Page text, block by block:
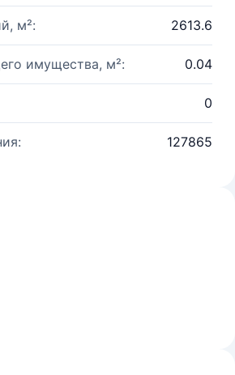
м²: 2613.6
имущества, м²: 0.04
0
127865